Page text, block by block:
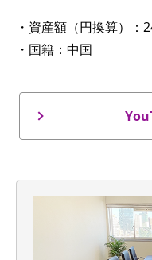
・資産額（円換算）：
・国籍：中国